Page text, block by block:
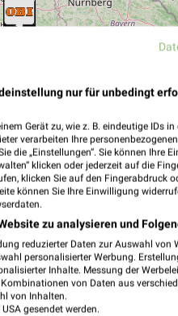
nur für unbedingt
Gerät zu, wie z. B. eindeutige IDs in
verarbeiten Ihre
die „Einstellungen“. Sie können Ihre
klicken oder jederzeit auf die
klicken Sie auf den Fingerabdruck
können Sie Ihre Einwilligung
zu analysieren und
reduzierter Daten zur Auswahl von
personalisierter Werbung.
Inhalte. Messung der
von Daten aus
von Inhalten.
gesendet werden.